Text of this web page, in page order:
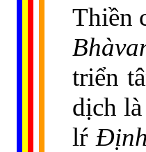
Thiền
triển
dịch là
lŕ